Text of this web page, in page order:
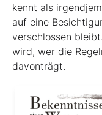
kennt als
auf eine
verschlossen
wird, wer die
davonträgt.